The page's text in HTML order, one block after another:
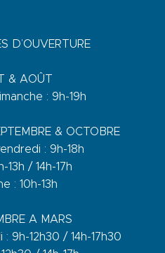
D’OUVERTURE
& AOÛT
: 9h-19h
& OCTOBRE
: 9h-18h
13h / 14h-17h
: 10h-13h
A MARS
9h-12h30 / 14h-17h30